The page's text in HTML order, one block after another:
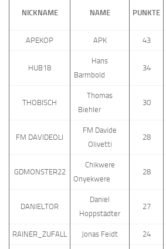
NICKNAME NAME PUNKTE
APEKOP APK 43
HUB18
Hans
Barmbold
34
THOBISCH
Thomas
Biehler
30
FM DAVIDEOLI
FM Davide
Olivetti
28
GDMONSTER22
Chikwere
Onyekwere
28
DANIELTOR
Daniel
Hoppstädter
27
RAINER_ZUFALL Jonas Feidt 24